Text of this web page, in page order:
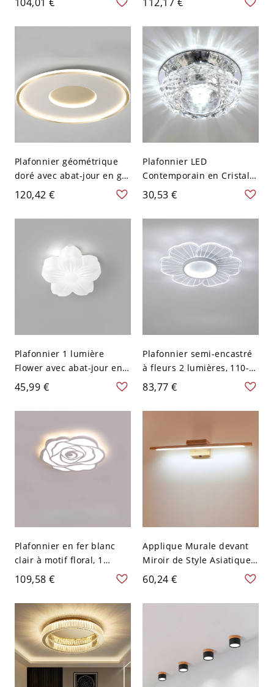
120 V Gradation à trois
niveaux Ovale
Blanc 110 V-120 V
Gradation à trois niveaux
Plafonnier géométrique
doré avec abat-jour en gel
de silice blanc pour
intérieur - 110 V-120 V
46,99 cm Rond Blanc
120,42 €
Plafonnier LED
Contemporain en Cristal
Transparent en Forme de
Fleur Luminaire Encastré
pour Salon - 110 V-120 V
Transparent Blanc
30,53 €
Plafonnier 1 lumière
Flower avec abat-jour en
polymère crayeux, câblage
fixe - 110 V-120 V 15,24 cm
45,99 €
Plafonnier semi-encastré
à fleurs 2 lumières, 110-
120 V, 16,5", lumière
blanche
83,77 €
Plafonnier en fer blanc
clair à motif floral, 1
lampe - 110 V-120 V 16,54″
(42 cm)
109,58 €
Applique Murale devant
Miroir de Style Asiatique
Linéaire en Bois Beige
pour Salle de Bain Lampe
Murale LED - Bois 110 V-
60,24 €